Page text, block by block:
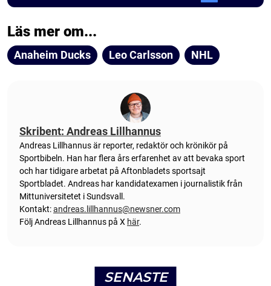
Läs mer om...
Anaheim Ducks Leo Carlsson NHL
Skribent: Andreas Lillhannus
Andreas Lillhannus är reporter, redaktör och krönikör på
Sportbibeln. Han har flera års erfarenhet av att bevaka sport
och har tidigare arbetat på Aftonbladets sportsajt
Sportbladet. Andreas har kandidatexamen i journalistik från
Mittuniversitetet i Sundsvall.
Kontakt:andreas.lillhannus@newsner.com
Följ Andreas Lillhannus på X här.
SENASTE